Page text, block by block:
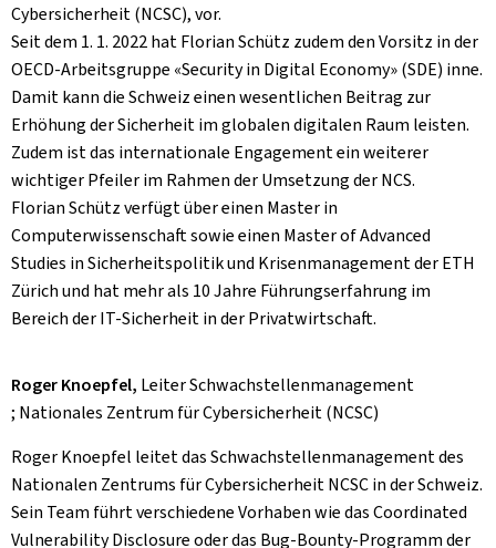
Cybersicherheit (NCSC), vor.
Seit dem 1. 1. 2022 hat Florian Schütz zudem den Vorsitz in der
OECD-Arbeitsgruppe «Security in Digital Economy» (SDE) inne.
Damit kann die Schweiz einen wesentlichen Beitrag zur
Erhöhung der Sicherheit im globalen digitalen Raum leisten.
Zudem ist das internationale Engagement ein weiterer
wichtiger Pfeiler im Rahmen der Umsetzung der NCS.
Florian Schütz verfügt über einen Master in
Computerwissenschaft sowie einen Master of Advanced
Studies in Sicherheitspolitik und Krisenmanagement der ETH
Zürich und hat mehr als 10 Jahre Führungserfahrung im
Bereich der IT-Sicherheit in der Privatwirtschaft.
Roger Knoepfel, Leiter Schwachstellenmanagement
; Nationales Zentrum für Cybersicherheit (NCSC)
Roger Knoepfel leitet das Schwachstellenmanagement des
Nationalen Zentrums für Cybersicherheit NCSC in der Schweiz.
Sein Team führt verschiedene Vorhaben wie das Coordinated
Vulnerability Disclosure oder das Bug-Bounty-Programm der